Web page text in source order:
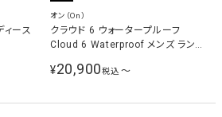
ース
オン（On）
クラウド 6 ウォータープルーフ
Cloud 6 Waterproof メンズ ランニ
¥20,900税込 〜